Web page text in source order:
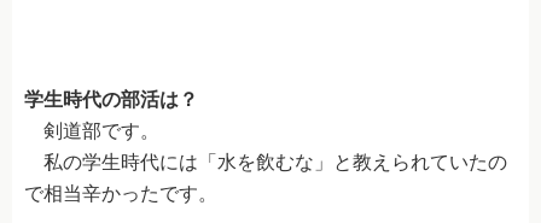
オンライン学科
お問い合せ・資料請求
学生時代の部活は？
剣道部です。
私の学生時代には「水を飲むな」と教えられていたの
で相当辛かったです。